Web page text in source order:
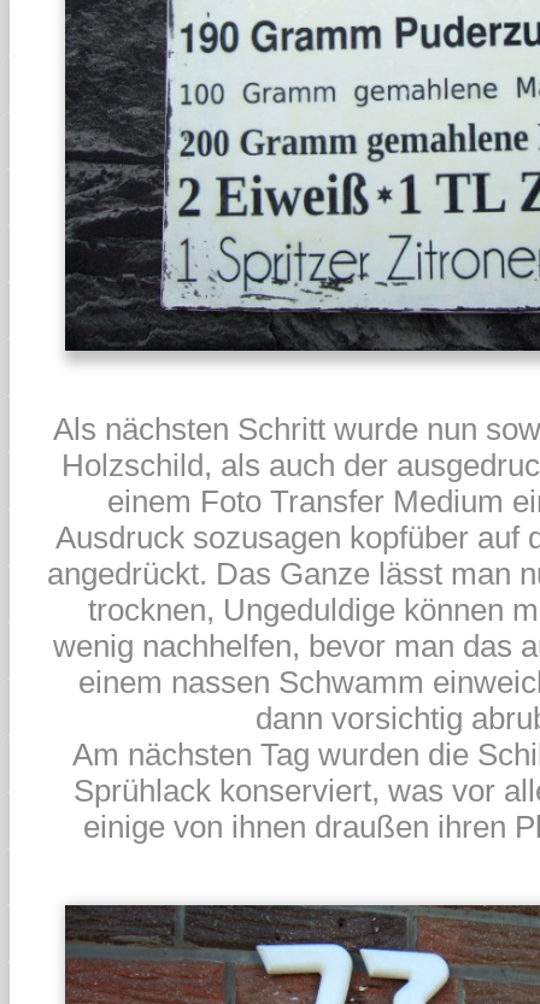
Als nächsten Schritt wurde nun
Holzschild, als auch der
einem Foto Transfer Medium
Ausdruck sozusagen kopfüber auf
angedrückt. Das Ganze lässt man
trocknen, Ungeduldige können
wenig nachhelfen, bevor man das
einem nassen Schwamm
dann vorsichtig
Am nächsten Tag wurden die
Sprühlack konserviert, was vor
einige von ihnen draußen ihren